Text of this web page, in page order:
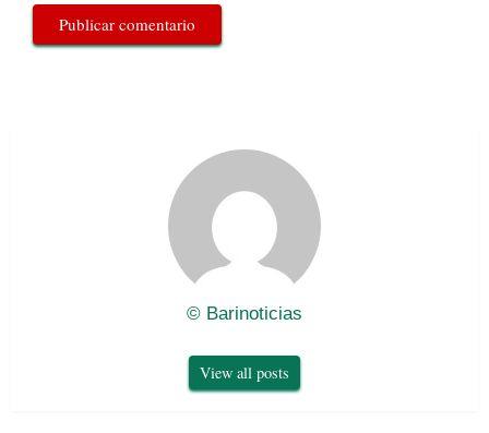
© Barinoticias
View all posts